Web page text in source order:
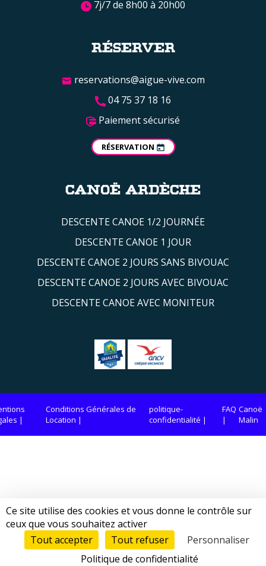
7j/7 de 8h00 à 20h00
RÉSERVER
reservations@aigue-vive.com
04 75 37 18 16
Paiement sécurisé
RÉSERVATION
CANOË ARDÈCHE
DESCENTE CANOE 1/2 JOURNÉE
DESCENTE CANOE 1 JOUR
DESCENTE CANOE 2 JOURS SANS BIVOUAC
DESCENTE CANOE 2 JOURS AVEC BIVOUAC
DESCENTE CANOE AVEC MONITEUR
Conditions Générales de
Location
politique-
confidentialité
FAQ Canoë
Malin
Ce site utilise des cookies et vous donne le contrôle sur
ceux que vous souhaitez activer
Tout accepter
Tout refuser
Personnaliser
Politique de confidentialité